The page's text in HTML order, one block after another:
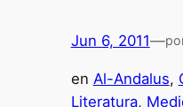
Jun 6, 2011—
en Al-Andalus,
Literatura,